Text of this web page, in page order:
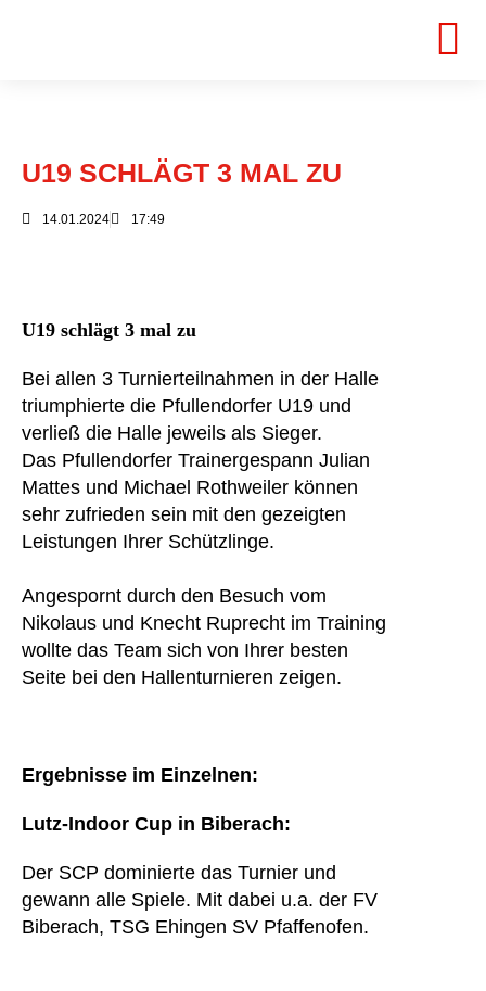
U19 SCHLÄGT 3 MAL ZU
14.01.2024 17:49
U19 schlägt 3 mal zu
Bei allen 3 Turnierteilnahmen in der Halle
triumphierte die Pfullendorfer U19 und
verließ die Halle jeweils als Sieger.
Das Pfullendorfer Trainergespann Julian
Mattes und Michael Rothweiler können
sehr zufrieden sein mit den gezeigten
Leistungen Ihrer Schützlinge.
Angespornt durch den Besuch vom
Nikolaus und Knecht Ruprecht im Training
wollte das Team sich von Ihrer besten
Seite bei den Hallenturnieren zeigen.
Ergebnisse im Einzelnen:
Lutz-Indoor Cup in Biberach:
Der SCP dominierte das Turnier und
gewann alle Spiele. Mit dabei u.a. der FV
Biberach, TSG Ehingen SV Pfaffenofen.